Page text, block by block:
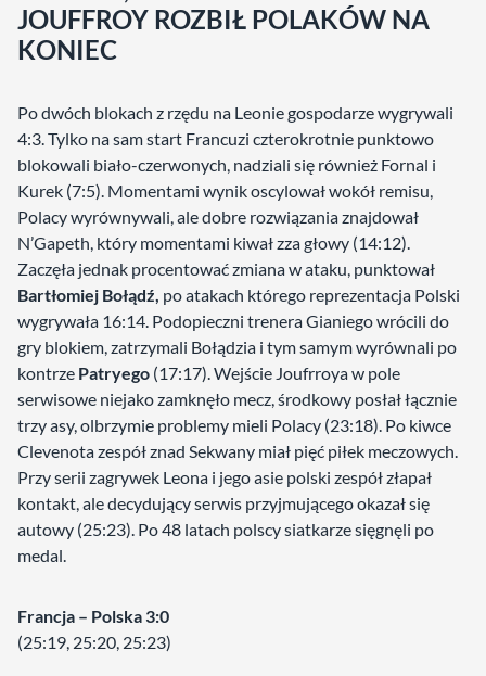
JOUFFROY ROZBIŁ POLAKÓW NA
KONIEC
Po dwóch blokach z rzędu na Leonie gospodarze wygrywali
4:3. Tylko na sam start Francuzi czterokrotnie punktowo
blokowali biało-czerwonych, nadziali się również Fornal i
Kurek (7:5). Momentami wynik oscylował wokół remisu,
Polacy wyrównywali, ale dobre rozwiązania znajdował
N’Gapeth, który momentami kiwał zza głowy (14:12).
Zaczęła jednak procentować zmiana w ataku, punktował
Bartłomiej Bołądź, po atakach którego reprezentacja Polski
wygrywała 16:14. Podopieczni trenera Gianiego wrócili do
gry blokiem, zatrzymali Bołądzia i tym samym wyrównali po
kontrze Patryego (17:17). Wejście Joufrroya w pole
serwisowe niejako zamknęło mecz, środkowy posłał łącznie
trzy asy, olbrzymie problemy mieli Polacy (23:18). Po kiwce
Clevenota zespół znad Sekwany miał pięć piłek meczowych.
Przy serii zagrywek Leona i jego asie polski zespół złapał
kontakt, ale decydujący serwis przyjmującego okazał się
autowy (25:23). Po 48 latach polscy siatkarze sięgnęli po
medal.
Francja – Polska 3:0
(25:19, 25:20, 25:23)